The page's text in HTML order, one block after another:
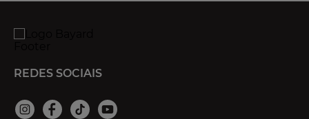
REDES SOCIAIS